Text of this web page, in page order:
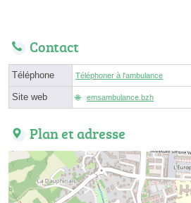
Contact
Téléphone Téléphoner à l'ambulance
Site web emsambulance.bzh
Plan et adresse